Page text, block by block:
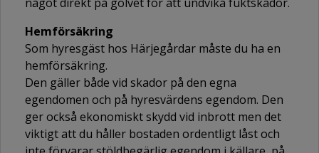
Hemförsäkring
Som hyresgäst hos Härjegårdar måste du ha en
hemförsäkring.
Den gäller både vid skador på den egna
egendomen och på hyresvärdens egendom. Den
ger också ekonomiskt skydd vid inbrott men det
viktigt att du håller bostaden ordentligt låst och